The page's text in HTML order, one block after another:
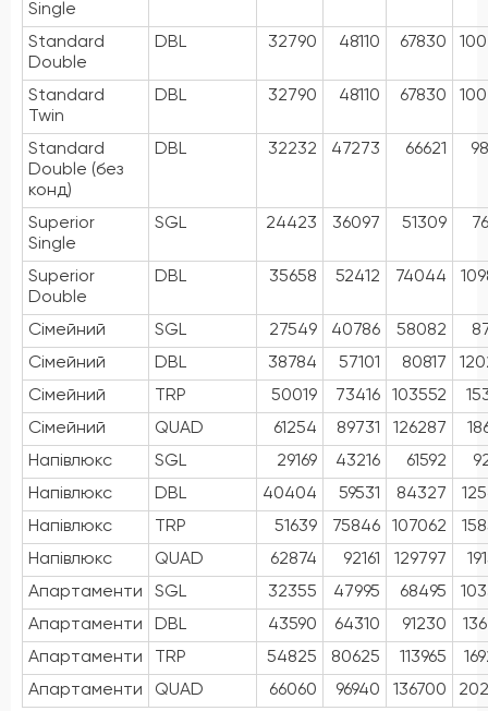
Single
Standard
Double
DBL 32790 48110 67830
Standard
Twin
DBL 32790 48110 67830
Standard
Double (без
конд)
DBL 32232 47273 66621
Superior
Single
SGL 24423 36097 51309
Superior
Double
DBL 35658 52412 74044
Сімейний SGL 27549 40786 58082
Сімейний
DBL 38784 57101 80817
Сімейний
TRP 50019 73416 103552
Сімейний
QUAD 61254 89731 126287
Напівлюкс
SGL 29169 43216 61592
Напівлюкс
DBL 40404 59531 84327
Напівлюкс
TRP 51639 75846 107062
Напівлюкс
QUAD 62874 92161 129797
Апартаменти
SGL 32355 47995 68495
Апартаменти
DBL 43590 64310 91230
Апартаменти
TRP 54825 80625 113965
Апартаменти
QUAD 66060 96940 136700